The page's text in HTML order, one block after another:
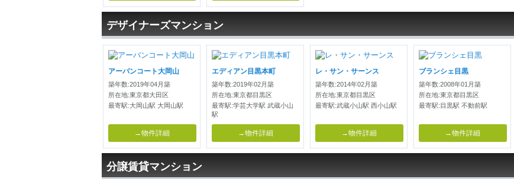
デザイナーズマンション
アーバンコート大岡山
築年数:2019年04月築
所在地:東京都大田区
最寄駅:大岡山駅 大岡山駅
→物件詳細
エディアン目黒本町
築年数:2019年02月築
所在地:東京都目黒区
最寄駅:学芸大学駅 武蔵小山
駅
→物件詳細
レ・サン・サーンス
築年数:2014年02月築
所在地:東京都目黒区
最寄駅:武蔵小山駅 西小山駅
→物件詳細
ブランシェ目黒
築年数:2008年01月築
所在地:東京都目黒区
最寄駅:目黒駅 不動前駅
→物件詳細
分譲賃貸マンション